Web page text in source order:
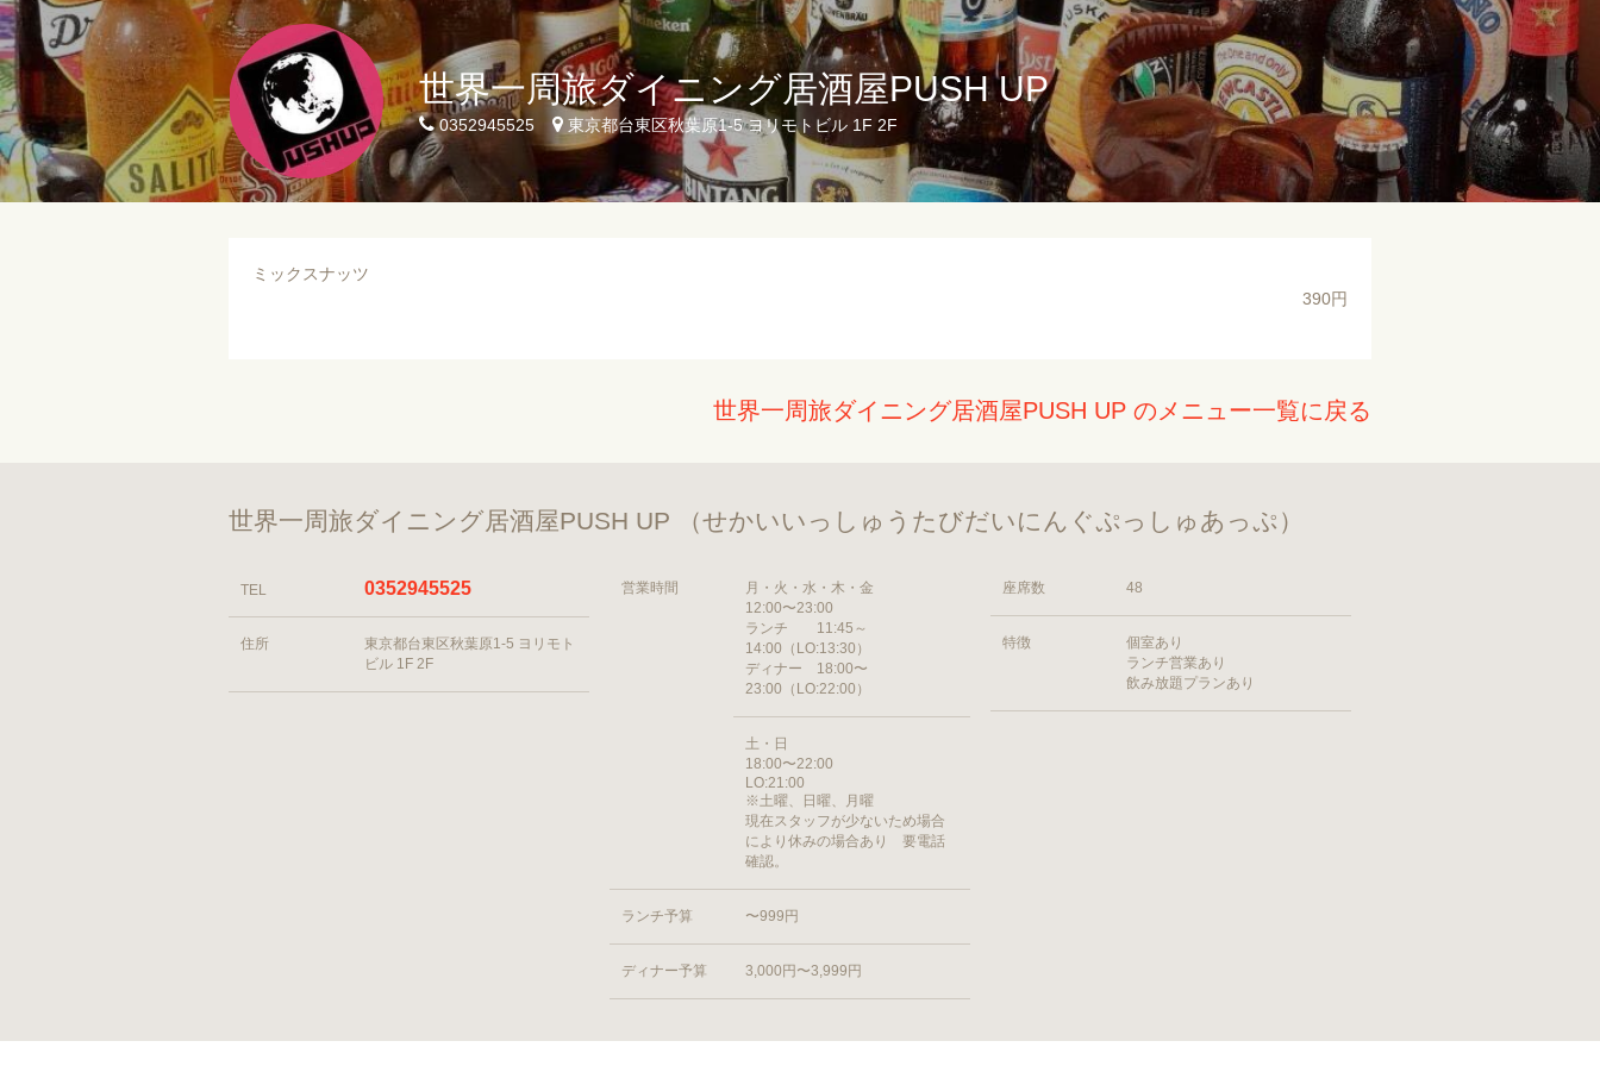
世界一周旅ダイニング居酒屋PUSH UP
0352945525 東京都台東区秋葉原1-5 ヨリモトビル 1F 2F
ミックスナッツ
390円
世界一周旅ダイニング居酒屋PUSH UP のメニュー一覧に戻る
世界一周旅ダイニング居酒屋PUSH UP （せかいいっしゅうたびだいにんぐぷっしゅあっぷ）
TEL 0352945525
住所
東京都台東区秋葉原1-5 ヨリモト
ビル 1F 2F
営業時間
月・火・水・木・金
12:00〜23:00
ランチ 11:45～
14:00（LO:13:30）
ディナー 18:00〜
23:00（LO:22:00）
土・日
18:00〜22:00
LO:21:00
※土曜、日曜、月曜
現在スタッフが少ないため場合
により休みの場合あり 要電話
確認。
ランチ予算 〜999円
ディナー予算 3,000円〜3,999円
座席数 48
特徴
個室あり
ランチ営業あり
飲み放題プランあり